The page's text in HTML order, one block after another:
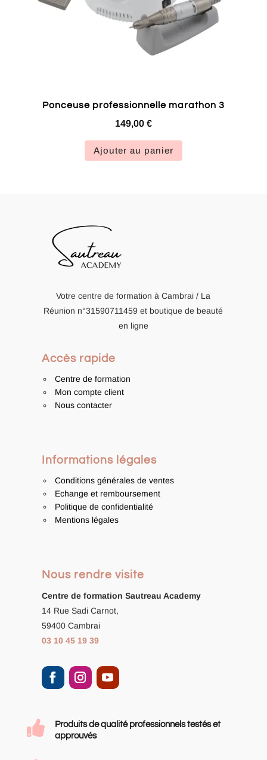
Ponceuse professionnelle marathon 3
149,00 €
Ajouter au panier
Votre centre de formation à Cambrai / La
Réunion n°31590711459 et boutique de beauté
en ligne
Accès rapide
Centre de formation
Mon compte client
Nous contacter
Informations légales
Conditions générales de ventes
Echange et remboursement
Politique de confidentialité
Mentions légales
Nous rendre visite
Centre de formation Sautreau Academy
14 Rue Sadi Carnot,
59400 Cambrai
03 10 45 19 39

Produits de qualité professionnels testés et
approuvés